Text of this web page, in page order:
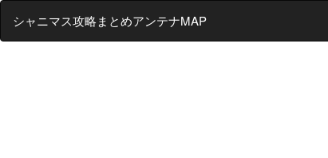
シャニマス攻略まとめアンテナMAP